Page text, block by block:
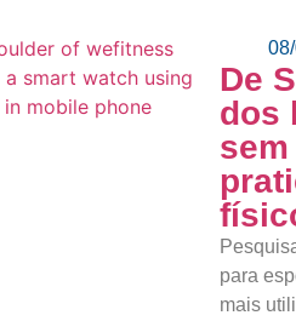
De
dos
para
mais